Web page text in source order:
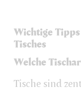
Wichtige
Tisches
Welche
Tische sind